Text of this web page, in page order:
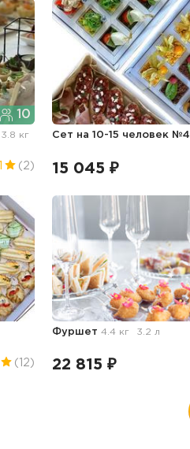
10
3.8 кг
(2)
Сет на 10-15 человек №4
15 045 ₽
(12)
Фуршет4.4 кг 3.2 л
22 815 ₽